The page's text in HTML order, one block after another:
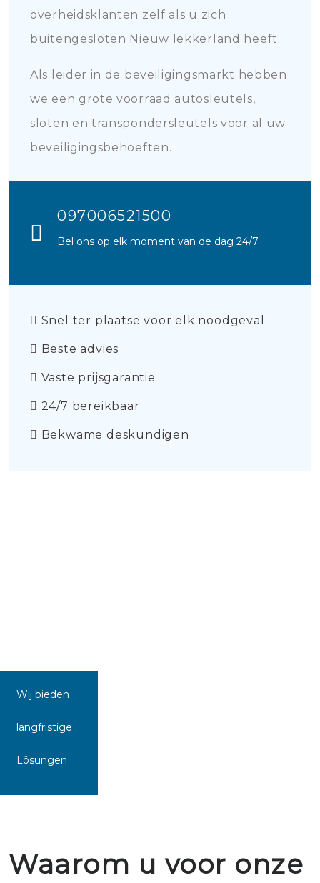
overheidsklanten zelf als u zich
buitengesloten Nieuw lekkerland heeft.
Als leider in de beveiligingsmarkt hebben
we een grote voorraad autosleutels,
sloten en transpondersleutels voor al uw
beveiligingsbehoeften.
097006521500
Bel ons op elk moment van de dag 24/7
Snel ter plaatse voor elk noodgeval
Beste advies
Vaste prijsgarantie
24/7 bereikbaar
Bekwame deskundigen
Wij bieden
langfristige
Lösungen
Waarom u voor onze